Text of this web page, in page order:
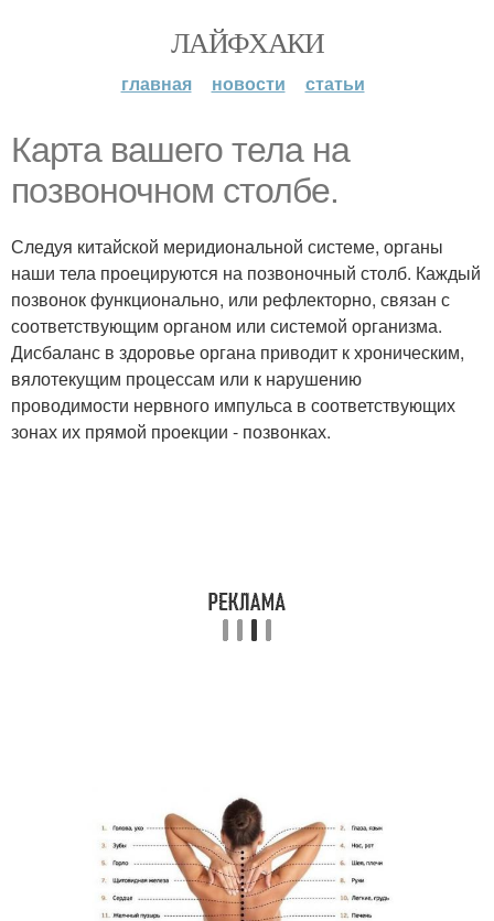
ЛАЙФХАКИ
главная новости статьи
Карта вашего тела на
позвоночном столбе.
Следуя китайской меридиональной системе, органы
наши тела проецируются на позвоночный столб. Каждый
позвонок функционально, или рефлекторно, связан с
соответствующим органом или системой организма.
Дисбаланс в здоровье органа приводит к хроническим,
вялотекущим процессам или к нарушению
проводимости нервного импульса в соответствующих
зонах их прямой проекции - позвонках.